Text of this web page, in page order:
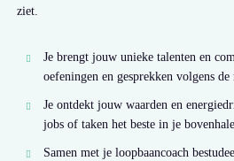
ziet.
Je brengt jouw unieke talenten en
oefeningen en gesprekken volgens de
Je ontdekt jouw waarden en
jobs of taken het beste in je
Samen met je loopbaancoach